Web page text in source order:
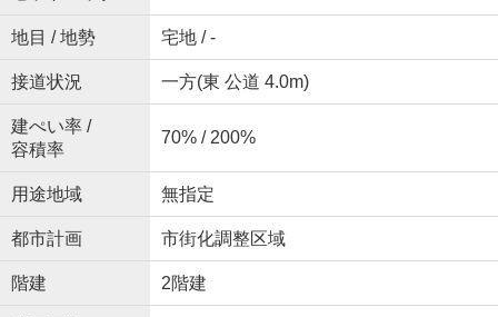
地目 / 地勢 宅地 / -
接道状況 一方(東 公道 4.0m)
建ぺい率 /
容積率
70% / 200%
用途地域 無指定
都市計画 市街化調整区域
階建 2階建